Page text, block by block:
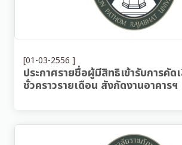
[01-03-2556 ]
ประกาศรายชื่อผู้มีสิทธิเข้ารับการคัด
ชั่วคราวรายเดือน สังกัดงานอาคารฯ